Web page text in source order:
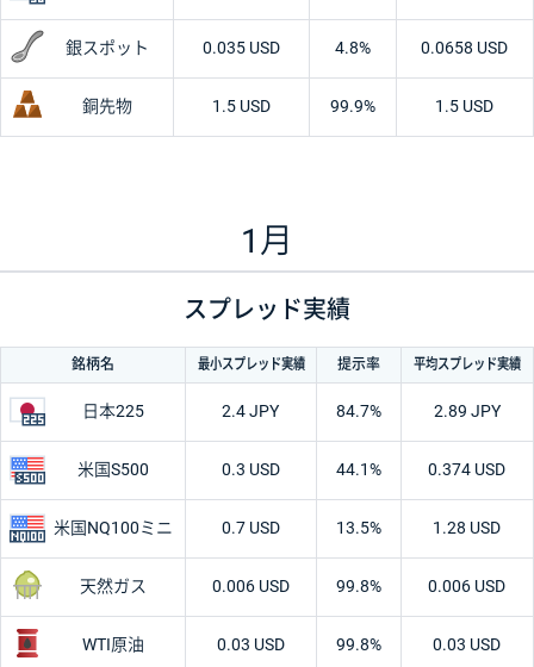
銀スポット 0.035 USD 4.8% 0.0658 USD
銅先物 1.5 USD 99.9% 1.5 USD
1月
スプレッド実績
銘柄名 最小スプレッド実績 提示率 平均スプレッド実績
日本225 2.4 JPY 84.7% 2.89 JPY
米国S500 0.3 USD 44.1% 0.374 USD
米国NQ100ミニ 0.7 USD 13.5% 1.28 USD
天然ガス 0.006 USD 99.8% 0.006 USD
WTI原油 0.03 USD 99.8% 0.03 USD